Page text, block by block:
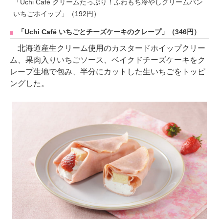
「Uchi Café クリームたっぷり！ふわもち冷やしクリームパン
いちごホイップ」（192円）
「Uchi Café いちごとチーズケーキのクレープ」（346円）
北海道産生クリーム使用のカスタードホイップクリー
ム、果肉入りいちごソース、ベイクドチーズケーキをク
レープ生地で包み、半分にカットした生いちごをトッピ
ングした。